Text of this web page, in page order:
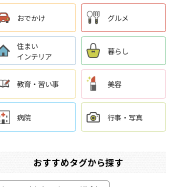
おでかけ グルメ
住まい
インテリア
暮らし
教育・習い事 美容
病院 行事・写真
おすすめタグから探す